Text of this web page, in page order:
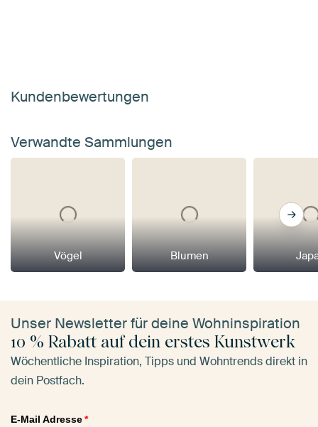
Kundenbewertungen
Verwandte Sammlungen
Vögel Blumen
Unser Newsletter für deine Wohninspiration
10 % Rabatt auf dein erstes Kunstwerk
Wöchentliche Inspiration, Tipps und Wohntrends direkt in
dein Postfach.
E-Mail Adresse*